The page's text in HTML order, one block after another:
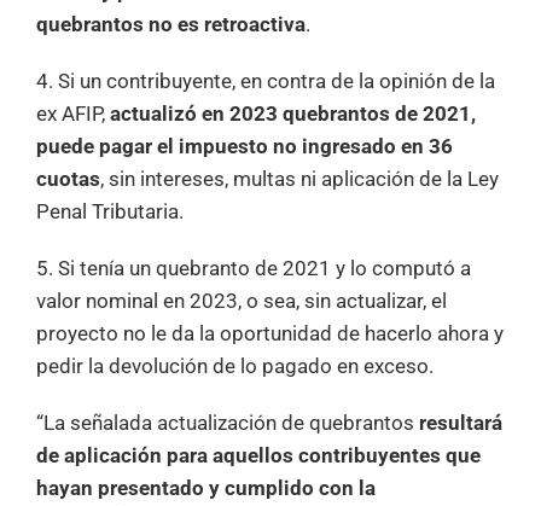
quebrantos no es retroactiva.
4. Si un contribuyente, en contra de la opinión de la
ex AFIP, actualizó en 2023 quebrantos de 2021,
puede pagar el impuesto no ingresado en 36
cuotas, sin intereses, multas ni aplicación de la Ley
Penal Tributaria.
5. Si tenía un quebranto de 2021 y lo computó a
valor nominal en 2023, o sea, sin actualizar, el
proyecto no le da la oportunidad de hacerlo ahora y
pedir la devolución de lo pagado en exceso.
“La señalada actualización de quebrantos resultará
de aplicación para aquellos contribuyentes que
hayan presentado y cumplido con la